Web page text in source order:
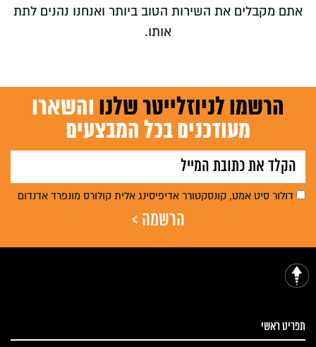
אתם מקבלים את השירות הטוב ביותר ואנחנו נהנים לתת
אותו.
הרשמו לניוזלייטר שלנו והשארו
מעודכנים בכל המבצעים
דולור סיט אמט, קונסקטורר אדיפיסינג אלית קולורס מונפרד אדנדום
תפריט ראשי